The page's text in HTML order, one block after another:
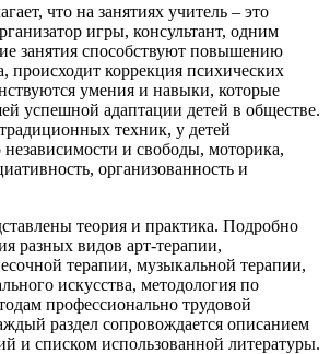
что на занятиях учитель – это
игры, консультант, одним
занятия способствуют повышению
происходит коррекция психических
умения и навыки, которые
успешной адаптации детей в обществе.
техник, у детей
независимости и свободы, моторика,
организованность и
теория и практика. Подробно
разных видов арт-терапии,
терапии, музыкальной терапии,
искусства, методология по
профессионально трудовой
раздел сопровождается описанием
и списком использованной литературы.